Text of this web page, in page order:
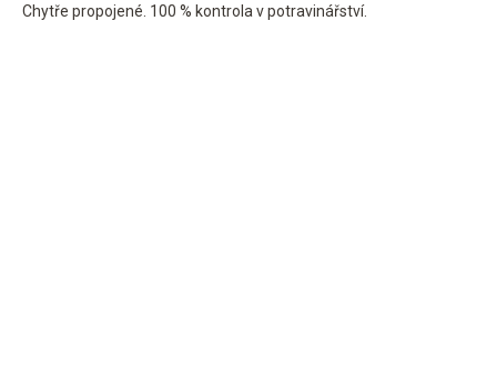
Chytře propojené. 100 % kontrola v potravinářství.